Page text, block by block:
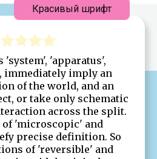
'system', 'apparatus',
immediately imply an
of the world, and an
or take only schematic
across the split.
'microscopic' and
precise definition. So
of 'reversible' and
Красивый шрифт